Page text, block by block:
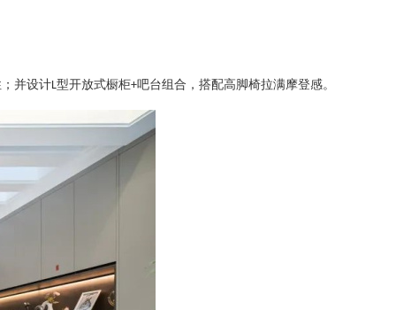
并设计L型开放式橱柜+吧台组合，搭配高脚椅拉满摩登感。